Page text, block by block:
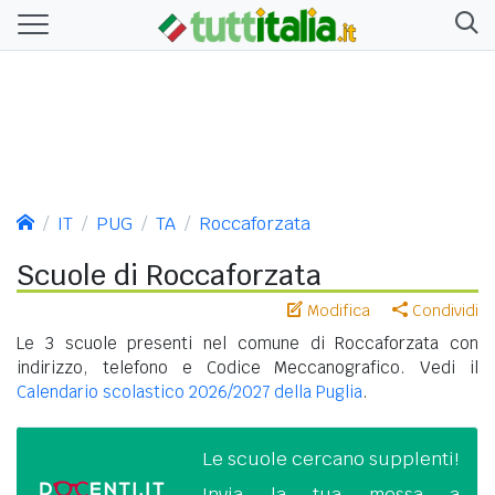
IT PUG TA Roccaforzata
Scuole di Roccaforzata
Modifica Condividi
Le 3 scuole presenti nel comune di Roccaforzata con
indirizzo, telefono e Codice Meccanografico. Vedi il
Calendario scolastico 2026/2027 della Puglia.
Le scuole cercano supplenti!